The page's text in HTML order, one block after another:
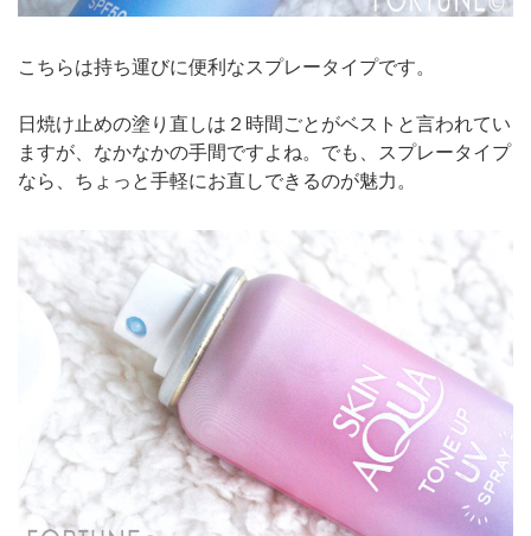
こちらは持ち運びに便利なスプレータイプです。
日焼け止めの塗り直しは２時間ごとがベストと言われてい
ますが、なかなかの手間ですよね。でも、スプレータイプ
なら、ちょっと手軽にお直しできるのが魅力。